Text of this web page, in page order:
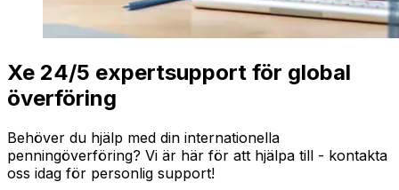
Xe 24/5 expertsupport för global
överföring
Behöver du hjälp med din internationella
penningöverföring? Vi är här för att hjälpa till - kontakta
oss idag för personlig support!